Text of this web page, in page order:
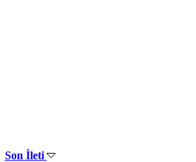
Son İleti